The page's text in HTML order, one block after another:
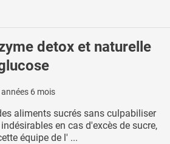
detox et naturelle
années 6 mois
aliments sucrés sans culpabiliser
en cas d'excès de sucre,
équipe de l' ...